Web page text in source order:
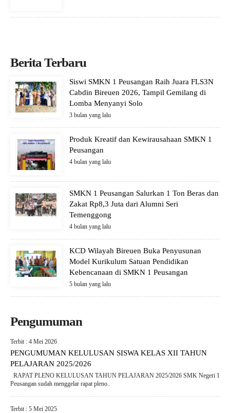
Berita Terbaru
Siswi SMKN 1 Peusangan Raih Juara FLS3N
Cabdin Bireuen 2026, Tampil Gemilang di
Lomba Menyanyi Solo
3 bulan yang lalu
Produk Kreatif dan Kewirausahaan SMKN 1
Peusangan
4 bulan yang lalu
SMKN 1 Peusangan Salurkan 1 Ton Beras dan
Zakat Rp8,3 Juta dari Alumni Seri
Temenggong
4 bulan yang lalu
KCD Wilayah Bireuen Buka Penyusunan
Model Kurikulum Satuan Pendidikan
Kebencanaan di SMKN 1 Peusangan
5 bulan yang lalu
Pengumuman
Terbit : 4 Mei 2026
PENGUMUMAN KELULUSAN SISWA KELAS XII TAHUN
PELAJARAN 2025/2026
RAPAT PLENO KELULUSAN TAHUN PELAJARAN 2025/2026 SMK Negeri 1
Peusangan sudah menggelar rapat pleno..
Terbit : 5 Mei 2025